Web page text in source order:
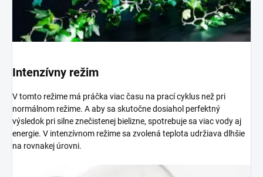
Intenzívny režim
V tomto režime má práčka viac času na prací cyklus než pri
normálnom režime. A aby sa skutočne dosiahol perfektný
výsledok pri silne znečistenej bielizne, spotrebuje sa viac vody aj
energie. V intenzívnom režime sa zvolená teplota udržiava dlhšie
na rovnakej úrovni.